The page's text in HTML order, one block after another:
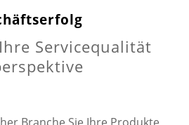
Servicequalität
Branche Sie Ihre Produkte